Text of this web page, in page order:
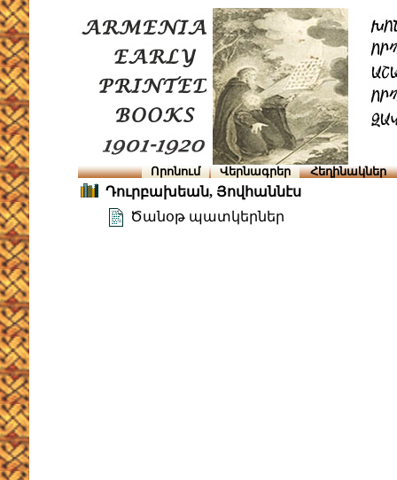
Որոնում Վերնագրեր Հեղինակներ
Դուրբախեան, Յովհաննէս
Ծանօթ պատկերներ